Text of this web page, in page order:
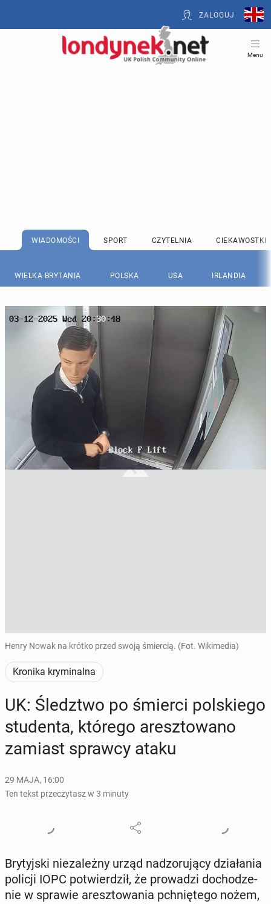
ZALOGUJ
Menu
WIADOMOŚCI SPORT CZYTELNIA CIEKAWOSTKI
WIELKA BRYTANIA POLSKA USA IRLANDIA
Henry Nowak na krótko przed swoją śmiercią. (Fot. Wikimedia)
Kronika kryminalna
UK: Śledz­two po śmierci pol­skie­go
stu­den­ta, którego aresz­to­wa­no
zamiast sprawcy ataku
29 MAJA, 16:00
Ten tekst przeczytasz w 3 minuty
Bry­tyj­ski nie­za­leż­ny urząd nad­zo­ru­ją­cy dzia­ła­nia
policji IOPC po­twier­dził, że pro­wa­dzi do­cho­dze­
nie w sprawie aresz­to­wa­nia pchnię­te­go nożem,